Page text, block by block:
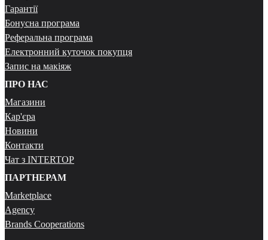
Гарантії
Бонусна програма
Реферальна програма
Електронний куточок покупця
Запис на макіяж
ПРО НАС
Магазини
Кар'єра
Новини
Контакти
Чат з INTERTOP
ПАРТНЕРАМ
Marketplace
Agency
Brands Cooperations